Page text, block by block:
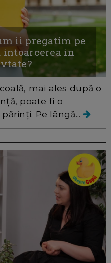
ii pregatim pe
in
mai ales după o
poate fi o
Pe lângă...